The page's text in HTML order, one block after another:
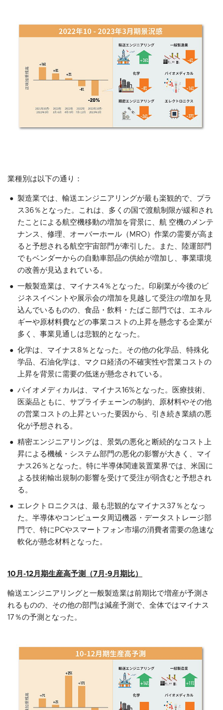
業種別は以下の通り：
製造業では、輸送エンジニアリングが最も楽観的で、プラ
ス36％となった。これは、多くの国で渡航制限が緩和され
たことによる航空機移動の増加を背景に、航 空機のメンテ
ナンス、修理、オーバーホール（MRO）作業の需要が高ま
ると予想される航空宇宙部門が牽引した。また、陸運部門
でもベンダーからの自動車部品の供給が増加し、事業環境
の改善が見込まれている。
一般製造業は、マイナス4％となった。印刷業が今後のビ
ジネスイベントや展示会の増加を見越して受注の増加を見
込んでいるものの、食品・飲料・たばこ部門では、エネル
ギーや原材料費などの事業コストの上昇を懸念する企業が
多く、事業見通しは悲観的となった。
化学は、マイナス8％となった。その他の化学品、特殊化
学品、石油化学は、マクロ経済の不確実性や営業コストの
上昇を背景に需要の低迷が懸念されている。
バイオメディカルは、マイナス16%となった。医療技術、
医薬品ともに、サプライチェーンの制約、原材料やその他
の営業コストの上昇といった要因から、引き続き業績の悪
化が予想される。
精密エンジニアリングは、景気の悪化と断続的なコスト上
昇による機械・システム部門の悪化の影響が大きく、マイ
ナス26％となった。特に半導体関連装置業界では、米国に
よる技術輸出規制の影響を受けて受注が弱含むと予想され
る。
エレクトロニクスは、最も悲観的なマイナス37％となっ
た。半導体やコンピュータ周辺機器・データストレージ部
門で、特にPCやスマートフォン市場の消費者需要の急速な
軟化が懸念材料となった。
10月‐12月期生産高予測（7月‐9月期比）
輸送エンジニアリングと一般製造業は前期比で増産が予測さ
れるものの、その他の部門は減産予測で、全体ではマイナス
17％の予測となった。